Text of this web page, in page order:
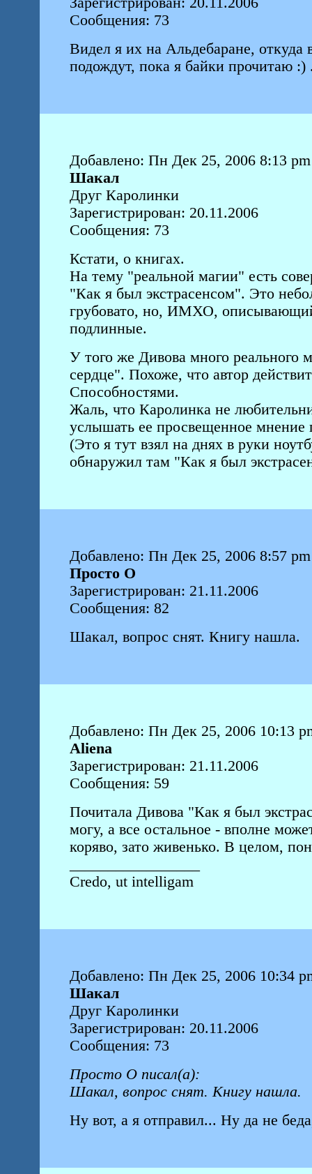
Сообщения: 73
Видел я их на Альдебаране,
подождут, пока я байки прочитаю
Добавлено: Пн Дек 25, 2006 8:13 pm
Шакал
Друг Каролинки
Зарегистрирован: 20.11.2006
Сообщения: 73
Кстати, о книгах.
На тему "реальной магии" есть
"Как я был экстрасенсом". Это
грубовато, но, ИМХО,
подлинные.
У того же Дивова много реального
сердце". Похоже, что автор
Способностями.
Жаль, что Каролинка не
услышать ее просвещенное мнение
(Это я тут взял на днях в руки
обнаружил там "Как я был
Добавлено: Пн Дек 25, 2006 8:57 pm
Просто О
Зарегистрирован: 21.11.2006
Сообщения: 82
Шакал, вопрос снят. Книгу нашла.
Добавлено: Пн Дек 25, 2006 10:13
Aliena
Зарегистрирован: 21.11.2006
Сообщения: 59
Почитала Дивова "Как я был
могу, а все остальное - вполне
коряво, зато живенько. В целом,
Credo, ut intelligam
Добавлено: Пн Дек 25, 2006 10:34
Шакал
Друг Каролинки
Зарегистрирован: 20.11.2006
Сообщения: 73
Просто О писал(а):
Шакал, вопрос снят. Книгу нашла.
Ну вот, а я отправил... Ну да не